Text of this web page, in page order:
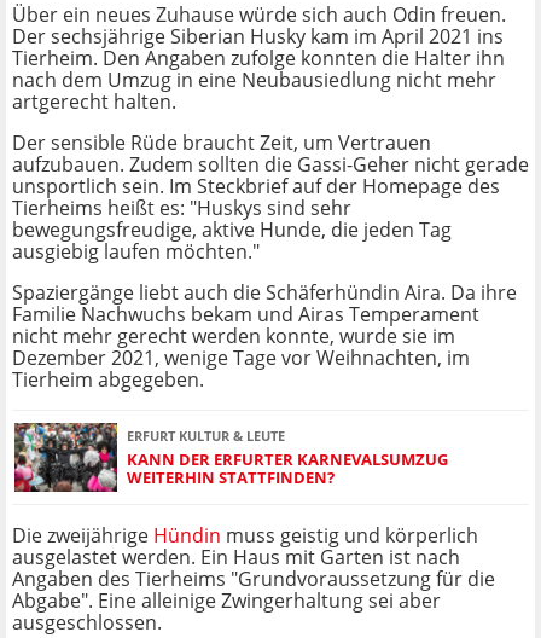
Über ein neues Zuhause würde sich auch Odin freuen.
Der sechsjährige Siberian Husky kam im April 2021 ins
Tierheim. Den Angaben zufolge konnten die Halter ihn
nach dem Umzug in eine Neubausiedlung nicht mehr
artgerecht halten.
Der sensible Rüde braucht Zeit, um Vertrauen
aufzubauen. Zudem sollten die Gassi-Geher nicht gerade
unsportlich sein. Im Steckbrief auf der Homepage des
Tierheims heißt es: "Huskys sind sehr
bewegungsfreudige, aktive Hunde, die jeden Tag
ausgiebig laufen möchten."
Spaziergänge liebt auch die Schäferhündin Aira. Da ihre
Familie Nachwuchs bekam und Airas Temperament
nicht mehr gerecht werden konnte, wurde sie im
Dezember 2021, wenige Tage vor Weihnachten, im
Tierheim abgegeben.
ERFURT KULTUR & LEUTE
KANN DER ERFURTER KARNEVALSUMZUG
WEITERHIN STATTFINDEN?
Die zweijährige Hündin muss geistig und körperlich
ausgelastet werden. Ein Haus mit Garten ist nach
Angaben des Tierheims "Grundvoraussetzung für die
Abgabe". Eine alleinige Zwingerhaltung sei aber
ausgeschlossen.